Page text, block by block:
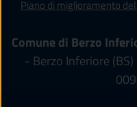
Piano di miglioramento
Comune di Berzo
- Berzo Inferiore